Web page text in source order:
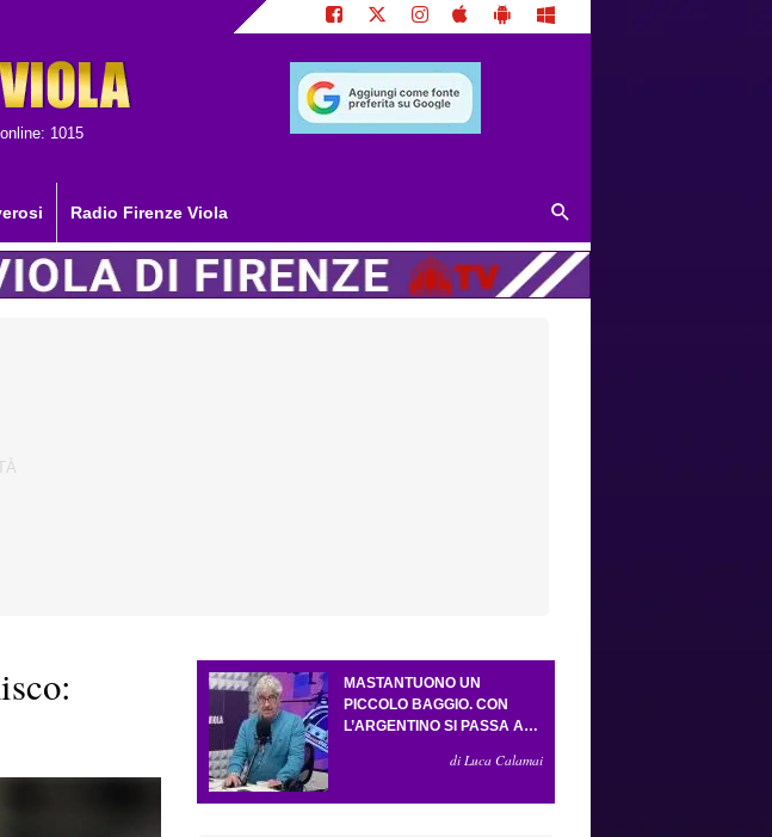
online: 1015
Radio Firenze Viola
MASTANTUONO UN
PICCOLO BAGGIO. CON
L’ARGENTINO SI PASSA AL
L’AMICHEVOLE CON IL
di Luca Calamai